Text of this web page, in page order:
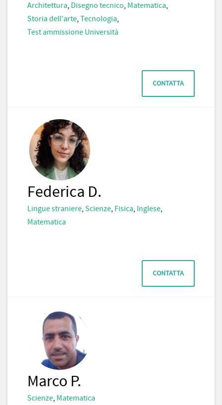
Architettura, Disegno tecnico, Matematica,
Storia dell'arte, Tecnologia,
Test ammissione Università
CONTATTA
Federica D.
Lingue straniere, Scienze, Fisica, Inglese,
Matematica
CONTATTA
Marco P.
Scienze, Matematica